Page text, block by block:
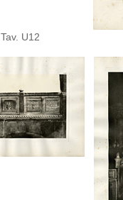
Tav. U12